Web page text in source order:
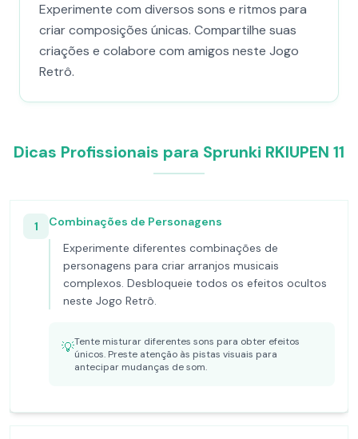
Experimente com diversos sons e ritmos para
criar composições únicas. Compartilhe suas
criações e colabore com amigos neste Jogo
Retrô.
Dicas Profissionais para Sprunki RKIUPEN 11
1
Combinações de Personagens
Experimente diferentes combinações de
personagens para criar arranjos musicais
complexos. Desbloqueie todos os efeitos ocultos
neste Jogo Retrô.
💡Tente misturar diferentes sons para obter efeitos
únicos. Preste atenção às pistas visuais para
antecipar mudanças de som.